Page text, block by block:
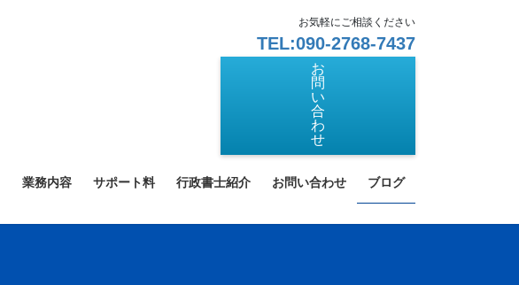
お気軽にご相談ください
TEL:090-2768-7437
お
問
い
合
わ
せ
業務内容 サポート料 行政書士紹介 お問い合わせ ブログ